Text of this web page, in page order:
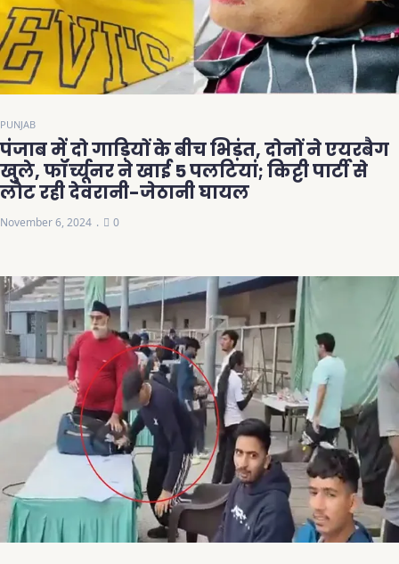
PUNJAB
पंजाब में दो गाड़ियों के बीच भिड़ंत, दोनों ने एयरबैग
खुले, फॉर्च्यूनर ने खाई 5 पलटियां; किट्टी पार्टी से
लौट रही देवरानी-जेठानी घायल
November 6, 2024 0